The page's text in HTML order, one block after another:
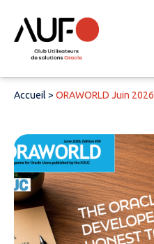
Accueil > ORAWORLD Juin 2026